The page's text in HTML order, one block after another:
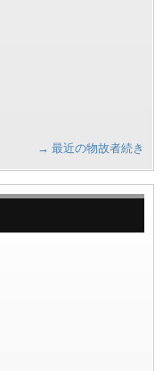
→ 最近の物故者続き